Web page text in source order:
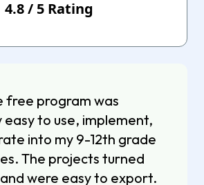
4.8/ 5 Rating
free program was
to use, implement,
into my 9-12th grade
The projects turned
were easy to export.